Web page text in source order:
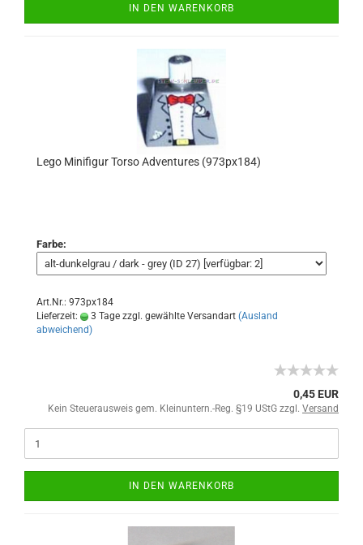
IN DEN WARENKORB
Lego Minifigur Torso Adventures (973px184)
Farbe:
Art.Nr.: 973px184
Lieferzeit:
3 Tage zzgl. gewählte Versandart (Ausland
abweichend)
0,45 EUR
Kein Steuerausweis gem. Kleinuntern.-Reg. §19 UStG zzgl. Versand
IN DEN WARENKORB